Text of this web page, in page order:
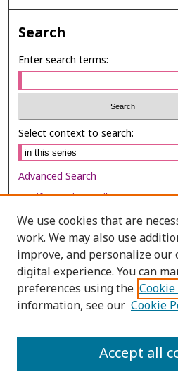
Search
Enter search terms:
Select context to search:
Advanced Search
Notify me via email orRSS
Browse
Collections
Disciplines
Authors
We use cookies that are
work. We may also use
improve, and personalize our
digital experience. You can
preferences using the
information, see our Cookie
Accept all